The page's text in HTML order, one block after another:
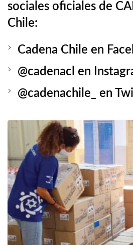
sociales oficiales de
Chile:
Cadena Chile en
@cadenacl en
@cadenachile_ en